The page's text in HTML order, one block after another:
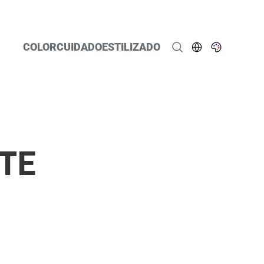
COLORCUIDADOESTILIZADO